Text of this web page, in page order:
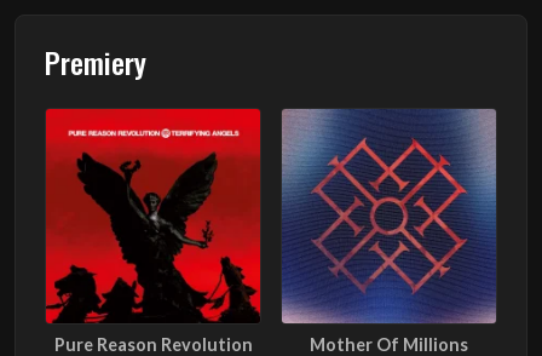
Premiery
Pure Reason Revolution Mother Of Millions